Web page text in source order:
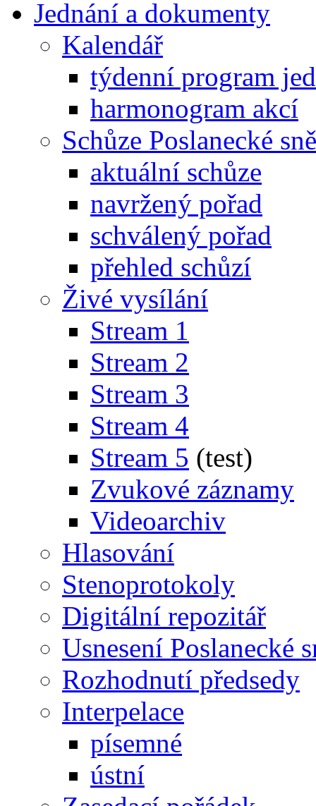
Jednání a dokumenty
Kalendář
týdenní program
harmonogram akcí
Schůze Poslanecké
aktuální schůze
navržený pořad
schválený pořad
přehled schůzí
Živé vysílání
Stream 1
Stream 2
Stream 3
Stream 4
Stream 5 (test)
Zvukové záznamy
Videoarchiv
Hlasování
Stenoprotokoly
Digitální repozitář
Usnesení Poslanecké
Rozhodnutí předsedy
Interpelace
písemné
ústní